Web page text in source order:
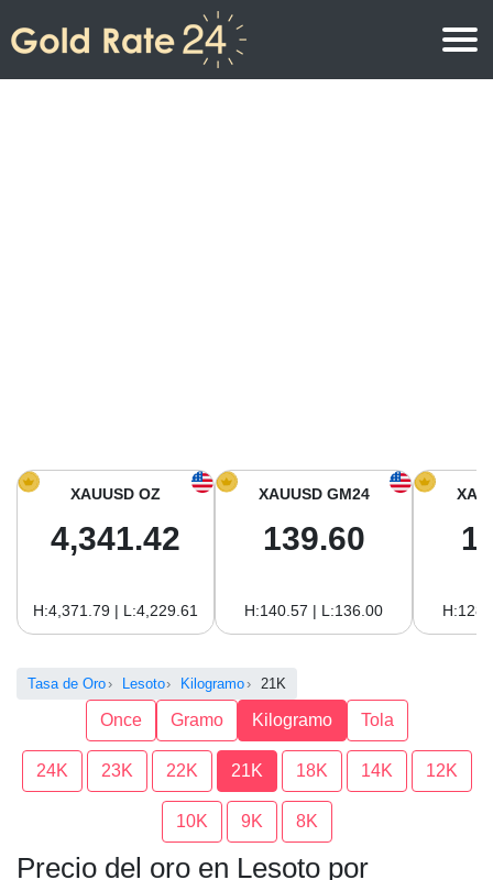
Precio del Oro hoy en América del sur
XAUUSD OZ
4,341.42
H:4,371.79 | L:4,229.61
XAUUSD GM24
139.60
H:140.57 | L:136.00
Tasa de Oro Lesoto Kilogramo 21K
Once Gramo Kilogramo Tola
24K 23K 22K 21K 18K 14K 12K
10K 9K 8K
Precio del oro en Lesoto por